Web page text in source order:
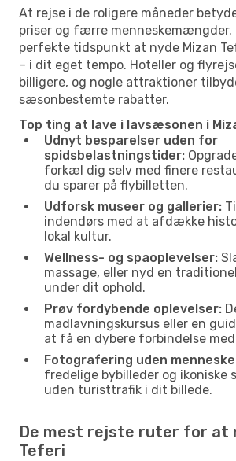
At rejse i de roligere måneder
priser og færre menneskemængder.
perfekte tidspunkt at nyde Mizan
– i dit eget tempo. Hoteller og
billigere, og nogle attraktioner
sæsonbestemte rabatter.
Top ting at lave i lavsæsonen i
Udnyt besparelser uden for
spidsbelastningstider:
forkæl dig selv med finere
du sparer på flybilletten.
Udforsk museer og gallerier:
indendørs med at afdække
lokal kultur.
Wellness- og spaoplevelser:
massage, eller nyd en
under dit ophold.
Prøv fordybende oplevelser:
madlavningskursus eller en
at få en dybere forbindelse
Fotografering uden
fredelige bybilleder og ikoniske
uden turisttrafik i dit billede.
De mest rejste ruter for at
Teferi